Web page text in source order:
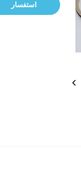
استفسار